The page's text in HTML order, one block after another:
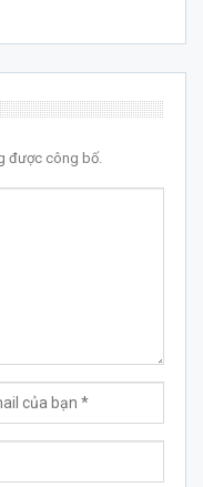
được công bố.